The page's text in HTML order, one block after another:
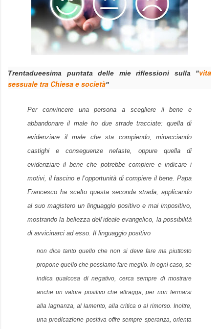
Trentadueesima puntata delle mie riflessioni sulla "vita
sessuale tra Chiesa e società"
Per convincere una persona a scegliere il bene e
abbandonare il male ho due strade tracciate: quella di
evidenziare il male che sta compiendo, minacciando
castighi e conseguenze nefaste, oppure quella di
evidenziare il bene che potrebbe compiere e indicare i
motivi, il fascino e l’opportunità di compiere il bene. Papa
Francesco ha scelto questa seconda strada, applicando
al suo magistero un linguaggio positivo e mai impositivo,
mostrando la bellezza dell’ideale evangelico, la possibilità
di avvicinarci ad esso. Il linguaggio positivo
non dice tanto quello che non si deve fare ma piuttosto
propone quello che possiamo fare meglio. In ogni caso, se
indica qualcosa di negativo, cerca sempre di mostrare
anche un valore positivo che attragga, per non fermarsi
alla lagnanza, al lamento, alla critica o al rimorso. Inoltre,
una predicazione positiva offre sempre speranza, orienta